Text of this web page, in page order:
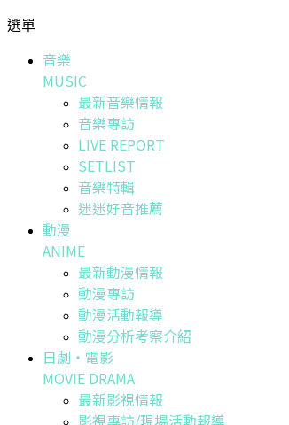
選單
音樂
MUSIC
最新音樂情報
音樂專訪
LIVE REPORT
SETLIST
音樂特輯
迷迷好音推薦
動漫
ANIME
最新動漫情報
動漫專訪
動漫活動報導
動漫分析考察介紹
日劇・電影
MOVIE DRAMA
最新影視情報
影視專訪/現場活動報導